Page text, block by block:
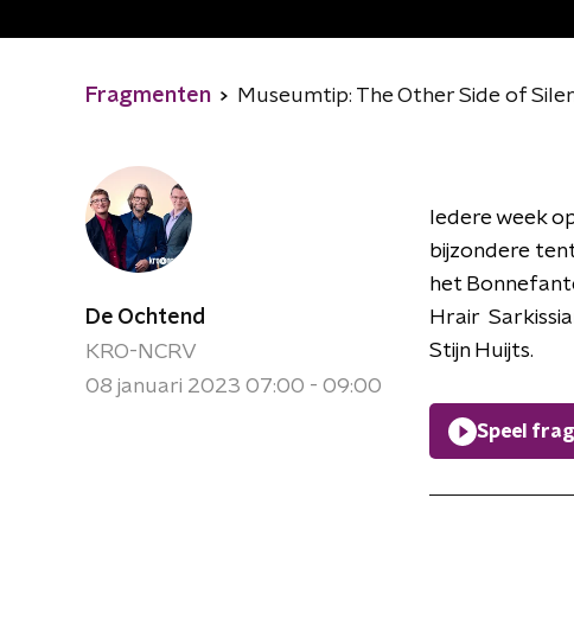
Fragmenten Museumtip: The Other Side of
De Ochtend
KRO-NCRV
08 januari 2023 07:00 - 09:00
Iedere week
bijzondere
het
Hrair
Stijn Huijts.
Speel